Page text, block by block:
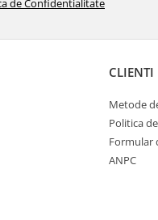
de Confidentialitate
CLIENTI
Metode
Politica
Formular
ANPC